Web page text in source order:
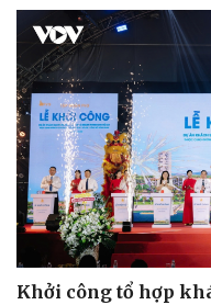
Khởi công tổ hợp